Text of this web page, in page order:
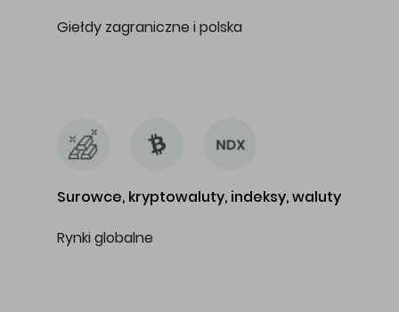
Giełdy zagraniczne i polska
Surowce, kryptowaluty, indeksy, waluty
Rynki globalne